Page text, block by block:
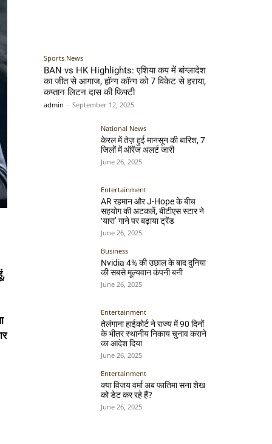
Sports News
BAN vs HK Highlights: एशिया कप में बांग्लादेश
का जीत से आगाज, हॉन्ग कॉन्ग को 7 विकेट से हराया,
कप्तान लिटन दास की फिफ्टी
admin - September 12, 2025
National News
केरल में तेज़ हुई मानसून की बारिश, 7
जिलों में ऑरेंज अलर्ट जारी
June 26, 2025
Entertainment
AR रहमान और J-Hope के बीच
सहयोग की अटकलें, बीटीएस स्टार ने
‘यारा’ गाने पर बढ़ाया ट्रेंड
June 26, 2025
Business
Nvidia 4% की उछाल के बाद दुनिया
की सबसे मूल्यवान कंपनी बनी
June 26, 2025
Entertainment
तेलंगाना हाईकोर्ट ने राज्य में 90 दिनों
के भीतर स्थानीय निकाय चुनाव कराने
का आदेश दिया
June 26, 2025
Entertainment
क्या विजय वर्मा अब फातिमा सना शेख
को डेट कर रहे हैं?
June 26, 2025